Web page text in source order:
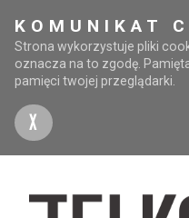
KOMUNIKAT
Strona wykorzystuje pliki
oznacza na to zgodę.
pamięci twojej przeglądarki.
X